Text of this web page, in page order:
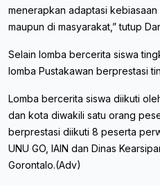
menerapkan adaptasi
maupun di masyarakat,” tutup
Selain lomba bercerita siswa
lomba Pustakawan berprestasi
Lomba bercerita siswa diikuti
dan kota diwakili satu orang
berprestasi diikuti 8 peserta
UNU GO, IAIN dan Dinas
Gorontalo.(Adv)